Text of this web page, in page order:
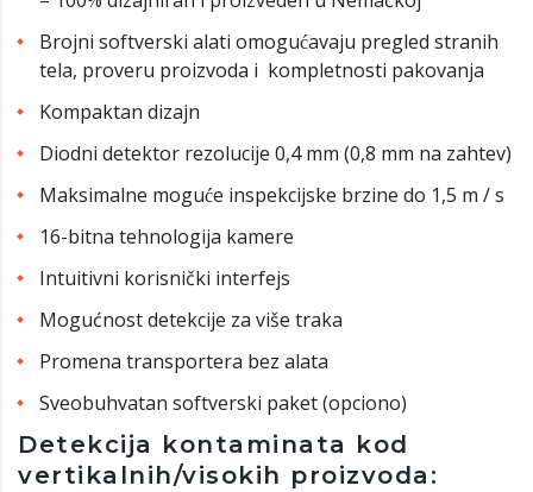
Brojni softverski alati omogućavaju pregled stranih
tela, proveru proizvoda i kompletnosti pakovanja
Kompaktan dizajn
Diodni detektor rezolucije 0,4 mm (0,8 mm na zahtev)
Maksimalne moguće inspekcijske brzine do 1,5 m / s
16-bitna tehnologija kamere
Intuitivni korisnički interfejs
Mogućnost detekcije za više traka
Promena transportera bez alata
Sveobuhvatan softverski paket (opciono)
Detekcija kontaminata kod
vertikalnih/visokih proizvoda: